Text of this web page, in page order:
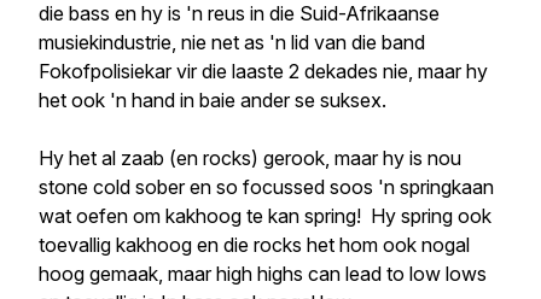
die bass en hy is 'n reus in die Suid-Afrikaanse
musiekindustrie, nie net as 'n lid van die band
Fokofpolisiekar vir die laaste 2 dekades nie, maar hy
het ook 'n hand in baie ander se suksex.
Hy het al zaab (en rocks) gerook, maar hy is nou
stone cold sober en so focussed soos 'n springkaan
wat oefen om kakhoog te kan spring! Hy spring ook
toevallig kakhoog en die rocks het hom ook nogal
hoog gemaak, maar high highs can lead to low lows